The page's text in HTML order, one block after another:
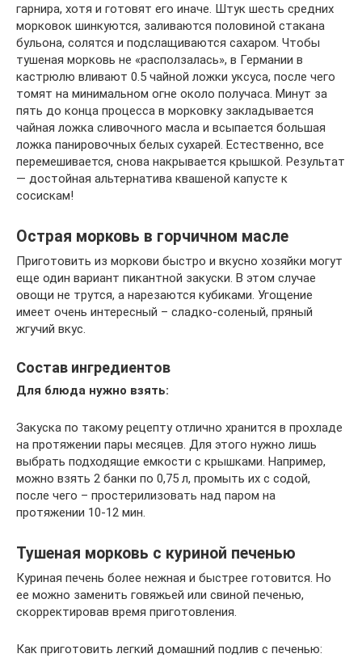
гарнира, хотя и готовят его иначе. Штук шесть средних
морковок шинкуются, заливаются половиной стакана
бульона, солятся и подслащиваются сахаром. Чтобы
тушеная морковь не «расползалась», в Германии в
кастрюлю вливают 0.5 чайной ложки уксуса, после чего
томят на минимальном огне около получаса. Минут за
пять до конца процесса в морковку закладывается
чайная ложка сливочного масла и всыпается большая
ложка панировочных белых сухарей. Естественно, все
перемешивается, снова накрывается крышкой. Результат
— достойная альтернатива квашеной капусте к
сосискам!
Острая морковь в горчичном масле
Приготовить из моркови быстро и вкусно хозяйки могут
еще один вариант пикантной закуски. В этом случае
овощи не трутся, а нарезаются кубиками. Угощение
имеет очень интересный – сладко-соленый, пряный
жгучий вкус.
Состав ингредиентов
Для блюда нужно взять:
Закуска по такому рецепту отлично хранится в прохладе
на протяжении пары месяцев. Для этого нужно лишь
выбрать подходящие емкости с крышками. Например,
можно взять 2 банки по 0,75 л, промыть их с содой,
после чего – простерилизовать над паром на
протяжении 10-12 мин.
Тушеная морковь с куриной печенью
Куриная печень более нежная и быстрее готовится. Но
ее можно заменить говяжьей или свиной печенью,
скорректировав время приготовления.
Как приготовить легкий домашний подлив с печенью: